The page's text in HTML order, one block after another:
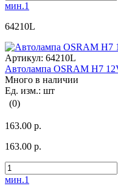
мин.1
64210L
Артикул: 64210L
Автолампа OSRAM H7
Много в наличии
Ед. изм.: шт
(0)
163.00 р.
163.00 р.
мин.1